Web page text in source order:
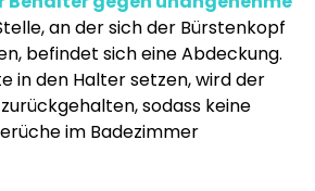
an der sich der Bürstenkopf
befindet sich eine Abdeckung.
in den Halter setzen, wird der
sodass keine
im Badezimmer